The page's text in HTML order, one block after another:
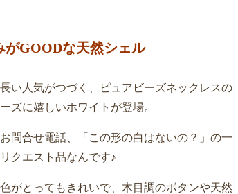
がGOODな天然シェル
い人気がつづく、ピュアビーズネックレスの
ズに嬉しいホワイトが登場。
問合せ電話、「この形の白はないの？」の一
クエスト品なんです♪
がとってもきれいで、木目調のボタンや天然